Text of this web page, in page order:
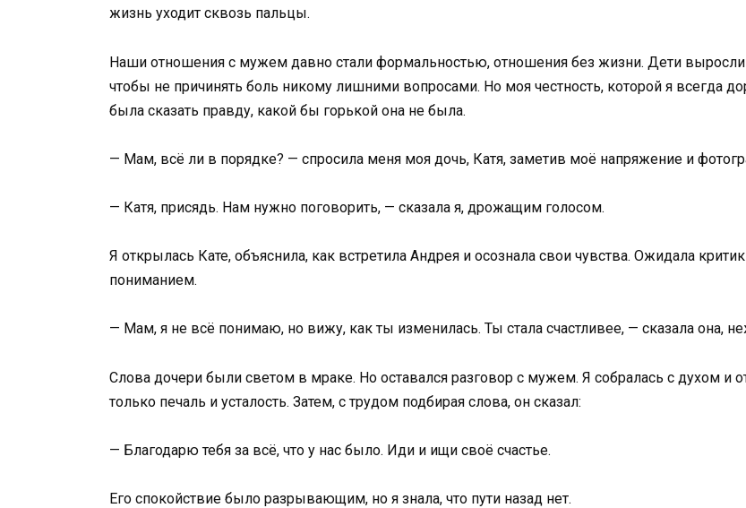
жизнь уходит сквозь пальцы.
Наши отношения с мужем давно стали формальностью, отношения без жизни. Дети
чтобы не причинять боль никому лишними вопросами. Но моя честность, которой я всегда
была сказать правду, какой бы горькой она не была.
— Мам, всё ли в порядке? — спросила меня моя дочь, Катя, заметив моё напряжение и
— Катя, присядь. Нам нужно поговорить, — сказала я, дрожащим голосом.
Я открылась Кате, объяснила, как встретила Андрея и осознала свои чувства. Ожидала
пониманием.
— Мам, я не всё понимаю, но вижу, как ты изменилась. Ты стала счастливее, — сказала она,
Слова дочери были светом в мраке. Но оставался разговор с мужем. Я собралась с духом и
только печаль и усталость. Затем, с трудом подбирая слова, он сказал:
— Благодарю тебя за всё, что у нас было. Иди и ищи своё счастье.
Его спокойствие было разрывающим, но я знала, что пути назад нет.